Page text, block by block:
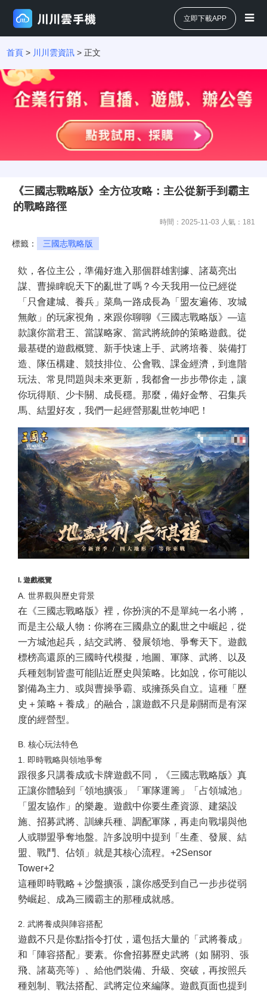
立即下載APP
首頁 > 川川雲資訊 > 正文
《三國志戰略版》全方位攻略：主公從新手到霸主
的戰略路徑
時間：2025-11-03 人氣： 181
標籤： 三國志戰略版
欸，各位主公，準備好進入那個群雄割據、諸葛亮出
謀、曹操睥睨天下的亂世了嗎？今天我用一位已經從
「只會建城、養兵」菜鳥一路成長為「盟友遍佈、攻城
無敵」的玩家視角，來跟你聊聊《三國志戰略版》—這
款讓你當君王、當謀略家、當武將統帥的策略遊戲。從
最基礎的遊戲概覽、新手快速上手、武將培養、裝備打
造、隊伍構建、競技排位、公會戰、課金經濟，到進階
玩法、常見問題與未來更新，我都會一步步帶你走，讓
你玩得順、少卡關、成長穩。那麼，備好金幣、召集兵
馬、結盟好友，我們一起經營那亂世乾坤吧！
I. 遊戲概覽
A. 世界觀與歷史背景
在《三國志戰略版》裡，你扮演的不是單純一名小將，
而是主公級人物：你將在三國鼎立的亂世之中崛起，從
一方城池起兵，結交武將、發展領地、爭奪天下。遊戲
標榜高還原的三國時代模擬，地圖、軍隊、武將、以及
兵種剋制皆盡可能貼近歷史與策略。比如說，你可能以
劉備為主力、或與曹操爭霸、或擁孫吳自立。這種「歷
史＋策略＋養成」的融合，讓遊戲不只是刷關而是有深
度的經營型。
B. 核心玩法特色
1. 即時戰略與領地爭奪
跟很多只講養成或卡牌遊戲不同，《三國志戰略版》真
正讓你體驗到「領地擴張」「軍隊運籌」「占領城池」
「盟友協作」的樂趣。遊戲中你要生產資源、建築設
施、招募武將、訓練兵種、調配軍隊，再走向戰場與他
人或聯盟爭奪地盤。許多說明中提到「生產、發展、結
盟、戰鬥、佔領」就是其核心流程。+2Sensor
Tower+2
這種即時戰略＋沙盤擴張，讓你感受到自己一步步從弱
勢崛起、成為三國霸主的那種成就感。
2. 武將養成與陣容搭配
遊戲不只是你點指令打仗，還包括大量的「武將養成」
和「陣容搭配」要素。你會招募歷史武將（如 關羽、張
飛、諸葛亮等）、給他們裝備、升級、突破，再按照兵
種剋制、戰法搭配、武將定位來編隊。遊戲頁面也提到